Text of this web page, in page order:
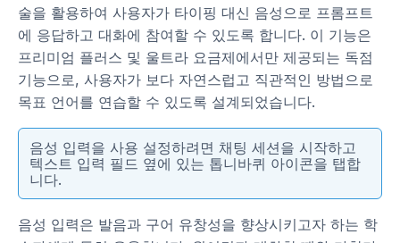
술을 활용하여 사용자가 타이핑 대신 음성으로 프롬프트
에 응답하고 대화에 참여할 수 있도록 합니다. 이 기능은
프리미엄 플러스 및 울트라 요금제에서만 제공되는 독점
기능으로, 사용자가 보다 자연스럽고 직관적인 방법으로
목표 언어를 연습할 수 있도록 설계되었습니다.
음성 입력을 사용 설정하려면 채팅 세션을 시작하고
텍스트 입력 필드 옆에 있는 톱니바퀴 아이콘을 탭합
니다.
음성 입력은 발음과 구어 유창성을 향상시키고자 하는 학